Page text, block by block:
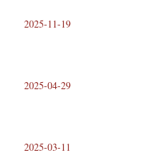
2025-11-19
2025-04-29
2025-03-11